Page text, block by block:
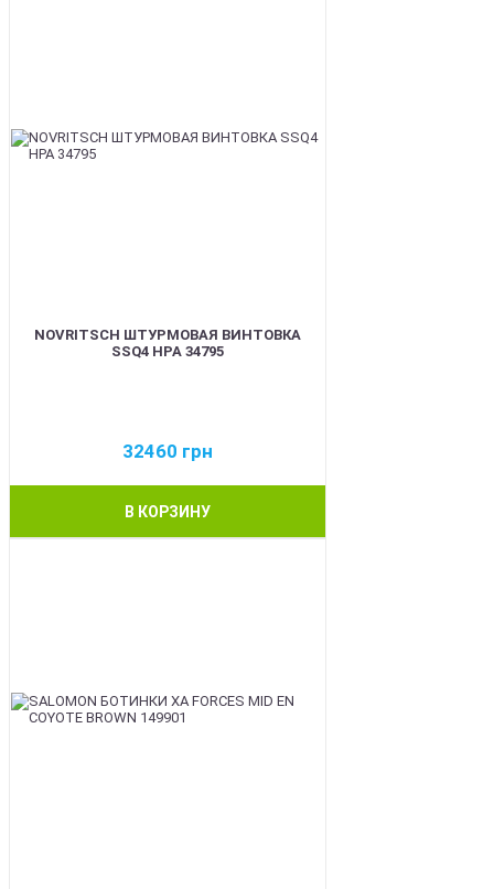
NOVRITSCH ШТУРМОВАЯ ВИНТОВКА
SSQ4 HPA 34795
32460 грн
В КОРЗИНУ